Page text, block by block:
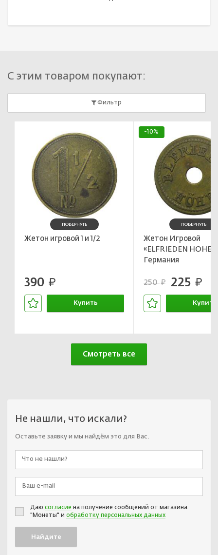
С этим товаром покупают:
Фильтр
ПОВЕРНУТЬ
Жетон игровой 1 и 1/2
390 руб.
Купить
-10%
ПОВЕРНУТЬ
Жетон Игровой
«ELFRIEDEN HОHE»
Германия
250руб. 225 руб.
Купить
Смотреть все
Не нашли, что искали?
Оставьте заявку и мы найдём это для Вас.
Даю согласие на получение сообщений от магазина
"Монеты" и обработку персональных данных